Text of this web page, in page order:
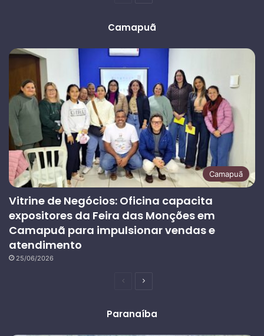
Camapuã
Camapuã
Vitrine de Negócios: Oficina capacita
expositores da Feira das Monções em
Camapuã para impulsionar vendas e
atendimento
25/06/2026
PáginaPróxima
Paranaíba